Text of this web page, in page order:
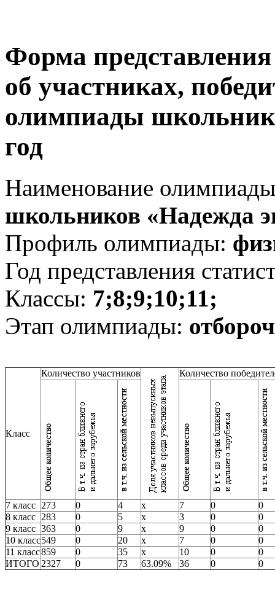
Форма представления
об участниках,
олимпиады
год
Наименование
школьников «Надежда
Профиль олимпиады:
Год представления
Классы: 7;8;9;10;11;
Этап олимпиады:
Класс
Количество участников Количество
7 класс 273 0 4 x 7 0
0
8 класс 283 0 5 x 3 0
0
9 класс 363 0 9 x 9 0
0
10 класс549 0 20 x 7 0
0
11 класс859 0 35 x 10 0
0
ИТОГО 2327 0 73 63.09% 36 0 0